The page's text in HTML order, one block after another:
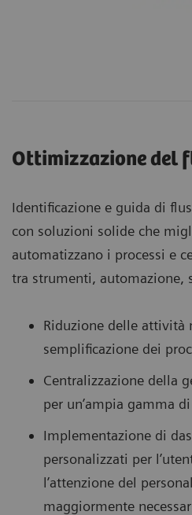
Ottimizzazione del
Identificazione e guida di
con soluzioni solide che
automatizzano i processi e
tra strumenti, automazione,
Riduzione delle attività
semplificazione dei
Centralizzazione della
per un’ampia gamma
Implementazione di
personalizzati per
l’attenzione del
maggiormente